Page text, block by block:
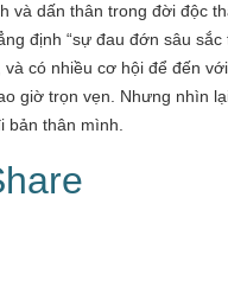
và dấn thân trong đời độc
định “sự đau đớn sâu
và có nhiều cơ hội để đến
giờ trọn vẹn. Nhưng nhìn
bản thân mình.